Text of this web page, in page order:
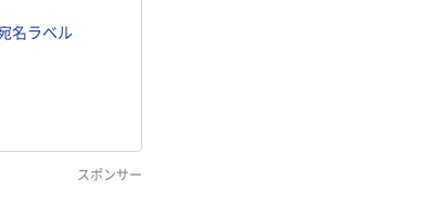
名ラベル
スポンサー